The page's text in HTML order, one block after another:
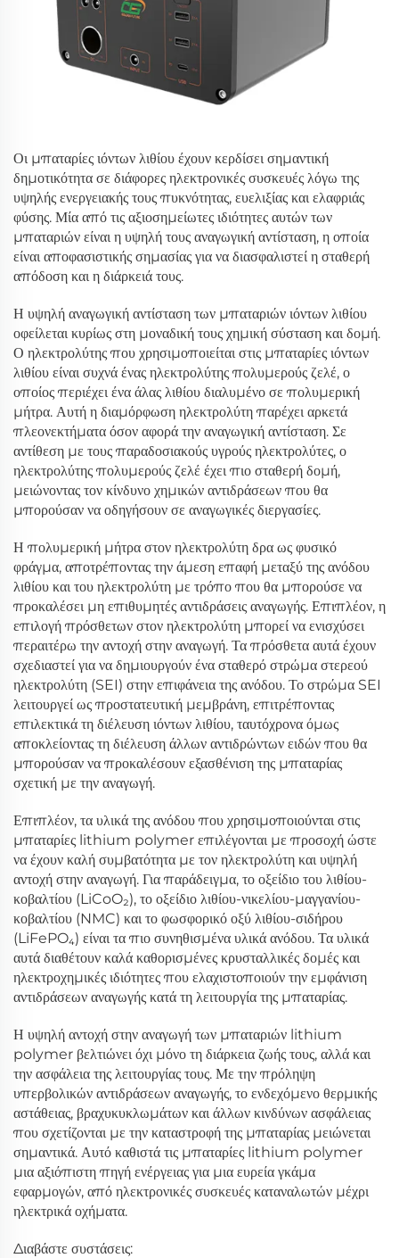
Οι μπαταρίες ιόντων λιθίου έχουν κερδίσει σημαντική
δημοτικότητα σε διάφορες ηλεκτρονικές συσκευές λόγω της
υψηλής ενεργειακής τους πυκνότητας, ευελιξίας και ελαφριάς
φύσης. Μία από τις αξιοσημείωτες ιδιότητες αυτών των
μπαταριών είναι η υψηλή τους αναγωγική αντίσταση, η οποία
είναι αποφασιστικής σημασίας για να διασφαλιστεί η σταθερή
απόδοση και η διάρκειά τους.
Η υψηλή αναγωγική αντίσταση των μπαταριών ιόντων λιθίου
οφείλεται κυρίως στη μοναδική τους χημική σύσταση και δομή.
Ο ηλεκτρολύτης που χρησιμοποιείται στις μπαταρίες ιόντων
λιθίου είναι συχνά ένας ηλεκτρολύτης πολυμερούς ζελέ, ο
οποίος περιέχει ένα άλας λιθίου διαλυμένο σε πολυμερική
μήτρα. Αυτή η διαμόρφωση ηλεκτρολύτη παρέχει αρκετά
πλεονεκτήματα όσον αφορά την αναγωγική αντίσταση. Σε
αντίθεση με τους παραδοσιακούς υγρούς ηλεκτρολύτες, ο
ηλεκτρολύτης πολυμερούς ζελέ έχει πιο σταθερή δομή,
μειώνοντας τον κίνδυνο χημικών αντιδράσεων που θα
μπορούσαν να οδηγήσουν σε αναγωγικές διεργασίες.
Η πολυμερική μήτρα στον ηλεκτρολύτη δρα ως φυσικό
φράγμα, αποτρέποντας την άμεση επαφή μεταξύ της ανόδου
λιθίου και του ηλεκτρολύτη με τρόπο που θα μπορούσε να
προκαλέσει μη επιθυμητές αντιδράσεις αναγωγής. Επιπλέον, η
επιλογή πρόσθετων στον ηλεκτρολύτη μπορεί να ενισχύσει
περαιτέρω την αντοχή στην αναγωγή. Τα πρόσθετα αυτά έχουν
σχεδιαστεί για να δημιουργούν ένα σταθερό στρώμα στερεού
ηλεκτρολύτη (SEI) στην επιφάνεια της ανόδου. Το στρώμα SEI
λειτουργεί ως προστατευτική μεμβράνη, επιτρέποντας
επιλεκτικά τη διέλευση ιόντων λιθίου, ταυτόχρονα όμως
αποκλείοντας τη διέλευση άλλων αντιδρώντων ειδών που θα
μπορούσαν να προκαλέσουν εξασθένιση της μπαταρίας
σχετική με την αναγωγή.
Επιπλέον, τα υλικά της ανόδου που χρησιμοποιούνται στις
μπαταρίες lithium polymer επιλέγονται με προσοχή ώστε
να έχουν καλή συμβατότητα με τον ηλεκτρολύτη και υψηλή
αντοχή στην αναγωγή. Για παράδειγμα, το οξείδιο του λιθίου-
κοβαλτίου (LiCoO₂), το οξείδιο λιθίου-νικελίου-μαγγανίου-
κοβαλτίου (NMC) και το φωσφορικό οξύ λιθίου-σιδήρου
(LiFePO₄) είναι τα πιο συνηθισμένα υλικά ανόδου. Τα υλικά
αυτά διαθέτουν καλά καθορισμένες κρυσταλλικές δομές και
ηλεκτροχημικές ιδιότητες που ελαχιστοποιούν την εμφάνιση
αντιδράσεων αναγωγής κατά τη λειτουργία της μπαταρίας.
Η υψηλή αντοχή στην αναγωγή των μπαταριών lithium
polymer βελτιώνει όχι μόνο τη διάρκεια ζωής τους, αλλά και
την ασφάλεια της λειτουργίας τους. Με την πρόληψη
υπερβολικών αντιδράσεων αναγωγής, το ενδεχόμενο θερμικής
αστάθειας, βραχυκυκλωμάτων και άλλων κινδύνων ασφάλειας
που σχετίζονται με την καταστροφή της μπαταρίας μειώνεται
σημαντικά. Αυτό καθιστά τις μπαταρίες lithium polymer
μια αξιόπιστη πηγή ενέργειας για μια ευρεία γκάμα
εφαρμογών, από ηλεκτρονικές συσκευές καταναλωτών μέχρι
ηλεκτρικά οχήματα.
Διαβάστε συστάσεις: